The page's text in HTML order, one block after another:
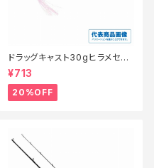
ドラッグキャスト30gヒラメセレ
クション【特価ルアー】【20】
¥713
20%OFF